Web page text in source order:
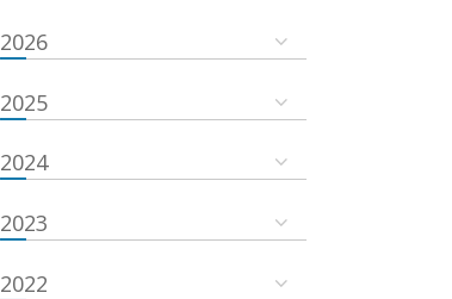
2026
2025
2024
2023
2022